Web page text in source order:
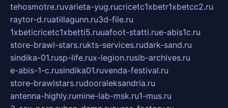
tehosmotre.ruvarieta-yug.rucricetc1xbetr1xbetcc2.ru
raytor-d.ruatillagunn.ru3d-file.ru
1xbeticricetc1xbetti5.ruuafoot-statti.rue-abis1c.ru
store-brawl-stars.rukts-services.rudark-sand.ru
sindika-01.rusp-life.rux-legion.rusib-archives.ru
e-abis-1-c.rusindika01.ruvenda-festival.ru
store-brawlstars.rudooraleksandria.ru
antenna-highly.rumine-lab-msk.ru1-mus.ru